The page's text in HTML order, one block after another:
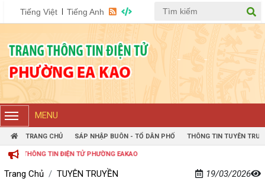
Tiếng Việt Tiếng Anh
MENU
TRANG CHỦ SÁP NHẬP BUÔN - TỔ DÂN PHỐ THÔNG TIN TUYÊN
TIN ĐIỆN TỬ PHƯỜNG EAKAO
Trang Chủ TUYÊN TRUYỀN 19/03/2026